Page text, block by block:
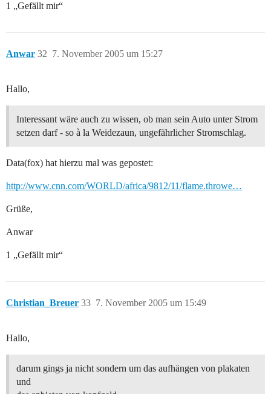
1 „Gefällt mir“
Anwar 7. November 2005 um 15:27
32
Hallo,
Interessant wäre auch zu wissen, ob man sein Auto unter Strom
setzen darf - so à la Weidezaun, ungefährlicher Stromschlag.
Data(fox) hat hierzu mal was gepostet:
http://www.cnn.com/WORLD/africa/9812/11/flame.throwe…
Grüße,
Anwar
1 „Gefällt mir“
Christian_Breuer 7. November 2005 um 15:49
33
Hallo,
darum gings ja nicht sondern um das aufhängen von plakaten
und